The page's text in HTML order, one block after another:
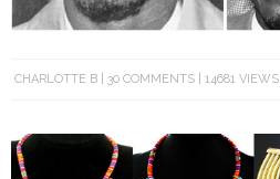
CHARLOTTE B 30 COMMENTS 14681 VIEWS